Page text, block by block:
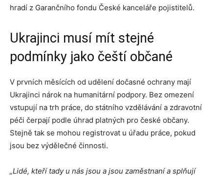
hradí z Garančního fondu České kanceláře pojistitelů.
Ukrajinci musí mít stejné
podmínky jako čeští občané
V prvních měsících od udělení dočasné ochrany mají
Ukrajinci nárok na humanitární podpory. Bez omezení
vstupují na trh práce, do státního vzdělávání a zdravotní
péči čerpají podle úhrad platných pro české občany.
Stejně tak se mohou registrovat u úřadu práce, pokud
jsou bez výdělečné činnosti.
„Lidé, kteří tady u nás jsou a jsou zaměstnaní a splňují